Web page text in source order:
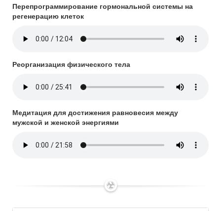
Перепрограммирование гормональной системы на
регенерацию клеток
Реорганизация физического тела
Медитация для достижения равновесия между
мужской и женской энергиями
✶